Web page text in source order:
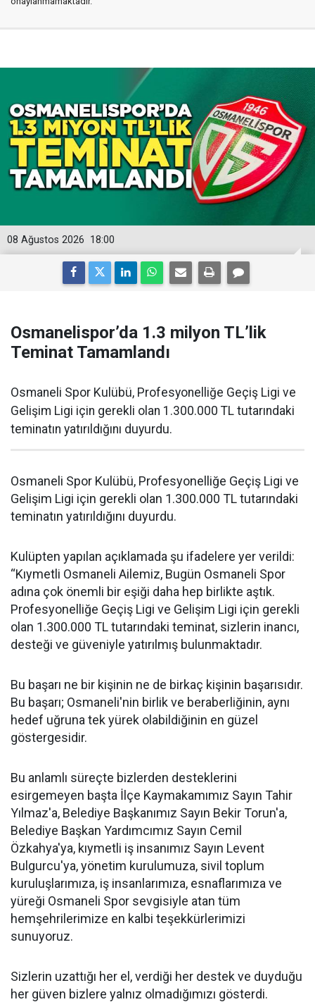
18:00
08 Ağustos 2026
Osmanelispor’da 1.3 milyon TL’lik
Teminat Tamamlandı
Osmaneli Spor Kulübü, Profesyonelliğe Geçiş Ligi ve
Gelişim Ligi için gerekli olan 1.300.000 TL tutarındaki
teminatın yatırıldığını duyurdu.
Osmaneli Spor Kulübü, Profesyonelliğe Geçiş Ligi ve
Gelişim Ligi için gerekli olan 1.300.000 TL tutarındaki
teminatın yatırıldığını duyurdu.
Kulüpten yapılan açıklamada şu ifadelere yer verildi:
“Kıymetli Osmaneli Ailemiz, Bugün Osmaneli Spor
adına çok önemli bir eşiği daha hep birlikte aştık.
Profesyonelliğe Geçiş Ligi ve Gelişim Ligi için gerekli
olan 1.300.000 TL tutarındaki teminat, sizlerin inancı,
desteği ve güveniyle yatırılmış bulunmaktadır.
Bu başarı ne bir kişinin ne de birkaç kişinin başarısıdır.
Bu başarı; Osmaneli'nin birlik ve beraberliğinin, aynı
hedef uğruna tek yürek olabildiğinin en güzel
göstergesidir.
Bu anlamlı süreçte bizlerden desteklerini
esirgemeyen başta İlçe Kaymakamımız Sayın Tahir
Yılmaz'a, Belediye Başkanımız Sayın Bekir Torun'a,
Belediye Başkan Yardımcımız Sayın Cemil
Özkahya'ya, kıymetli iş insanımız Sayın Levent
Bulgurcu'ya, yönetim kurulumuza, sivil toplum
kuruluşlarımıza, iş insanlarımıza, esnaflarımıza ve
yüreği Osmaneli Spor sevgisiyle atan tüm
hemşehrilerimize en kalbi teşekkürlerimizi
sunuyoruz.
Sizlerin uzattığı her el, verdiği her destek ve duyduğu
her güven bizlere yalnız olmadığımızı gösterdi.